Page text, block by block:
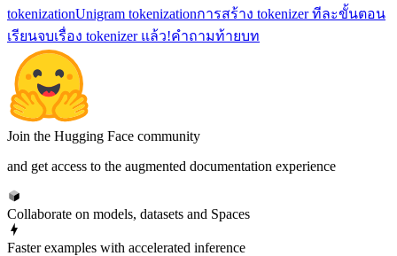
tokenizationUnigram tokenizationการสร้าง tokenizer ทีละขั้นตอน
เรียนจบเรื่อง tokenizer แล้ว!คำถามท้ายบท
Join the Hugging Face community
and get access to the augmented documentation experience
Collaborate on models, datasets and Spaces
Faster examples with accelerated inference